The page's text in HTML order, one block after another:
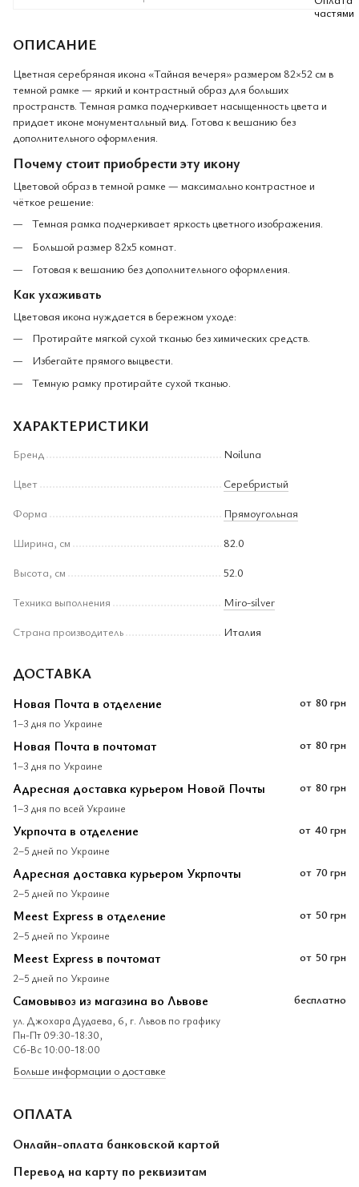
ОПИСАНИЕ
Цветная серебряная икона «Тайная вечеря» размером 82×52 см в
темной рамке — яркий и контрастный образ для больших
пространств. Темная рамка подчеркивает насыщенность цвета и
придает иконе монументальный вид. Готова к вешанию без
дополнительного оформления.
Почему стоит приобрести эту икону
Цветовой образ в темной рамке — максимально контрастное и
чёткое решение:
Темная рамка подчеркивает яркость цветного изображения.
Большой размер 82x5 комнат.
Готовая к вешанию без дополнительного оформления.
Как ухаживать
Цветовая икона нуждается в бережном уходе:
Протирайте мягкой сухой тканью без химических средств.
Избегайте прямого выцвести.
Темную рамку протирайте сухой тканью.
ХАРАКТЕРИСТИКИ
Бренд
Noiluna
Цвет
Серебристый
Форма
Прямоугольная
Ширина, см
82.0
Высота, см
52.0
Техника выполнения
Miro-silver
Страна производитель
Италия
ДОСТАВКА
Новая Почта в отделение
1–3 дня по Украине
от 80 грн
Новая Почта в почтомат
1–3 дня по Украине
от 80 грн
Адресная доставка курьером Новой Почты
1–3 дня по всей Украине
от 80 грн
Укрпочта в отделение
2–5 дней по Украине
от 40 грн
Адресная доставка курьером Укрпочты
2–5 дней по Украине
от 70 грн
Meest Express в отделение
2–5 дней по Украине
от 50 грн
Meest Express в почтомат
2–5 дней по Украине
от 50 грн
Самовывоз из магазина во Львове
ул. Джохара Дудаева, 6, г. Львов по графику
Пн-Пт 09:30-18:30,
Сб-Вс 10:00-18:00
бесплатно
Больше информации о доставке
ОПЛАТА
Онлайн-оплата банковской картой
Перевод на карту по реквизитам